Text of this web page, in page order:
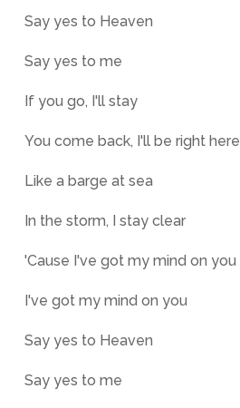
Say yes to Heaven
Say yes to me
If you go, I'll stay
You come back, I'll be right here
Like a barge at sea
In the storm, I stay clear
'Cause I've got my mind on you
I've got my mind on you
Say yes to Heaven
Say yes to me